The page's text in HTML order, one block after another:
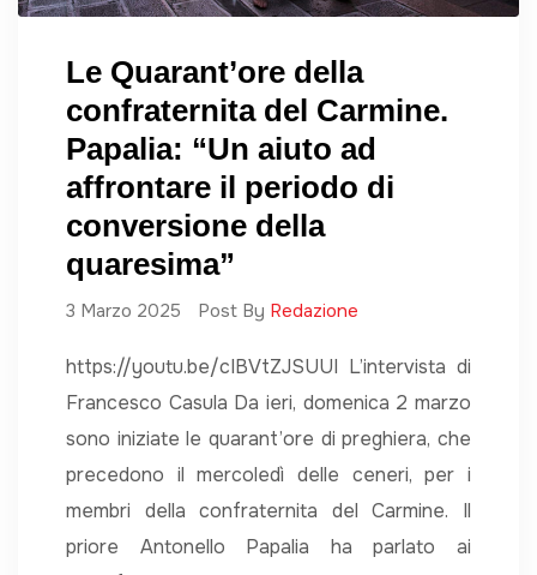
Le Quarant’ore della
confraternita del Carmine.
Papalia: “Un aiuto ad
affrontare il periodo di
conversione della
quaresima”
3 Marzo 2025 Post By Redazione
https://youtu.be/cIBVtZJSUUI L’intervista di
Francesco Casula Da ieri, domenica 2 marzo
sono iniziate le quarant’ore di preghiera, che
precedono il mercoledì delle ceneri, per i
membri della confraternita del Carmine. Il
priore Antonello Papalia ha parlato ai